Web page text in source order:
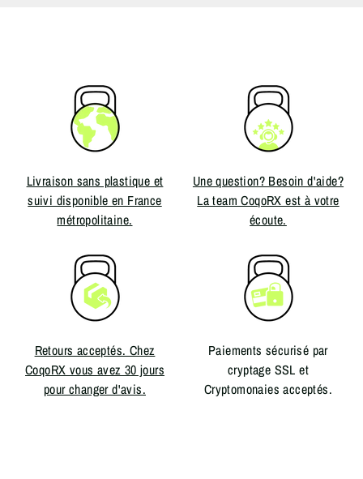
Livraison sans plastique et
suivi disponible en France
métropolitaine.
Une question? Besoin d'aide?
La team CoqoRX est à votre
écoute.
Retours acceptés. Chez
CoqoRX vous avez 30 jours
pour changer d'avis.
Paiements sécurisé par
cryptage SSL et
Cryptomonaies acceptés.